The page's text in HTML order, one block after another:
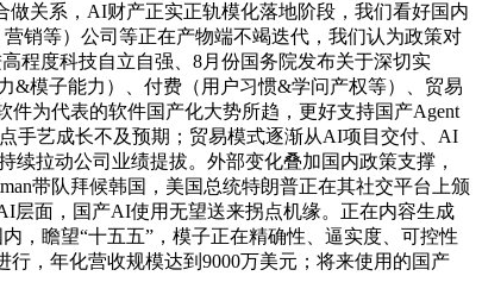
做关系，AI财产正实正轨模化落地阶段，我们看好国内
销等）公司等正在产物端不竭迭代，我们认为政策对
程度科技自立自强、8月份国务院发布关于深切实
&模子能力）、付费（用户习惯&学问产权等）、贸易
为代表的软件国产化大势所趋，更好支持国产Agent
手艺成长不及预期；贸易模式逐渐从AI项目交付、AI
拉动公司业绩提拔。外部变化叠加国内政策支撑，
带队拜候韩国，美国总统特朗普正在其社交平台上颁
层面，国产AI使用无望送来拐点机缘。正在内容生成
，瞻望“十五五”，模子正在精确性、逼实度、可控性
，年化营收规模达到9000万美元；将来使用的国产